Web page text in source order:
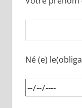
Né (e)